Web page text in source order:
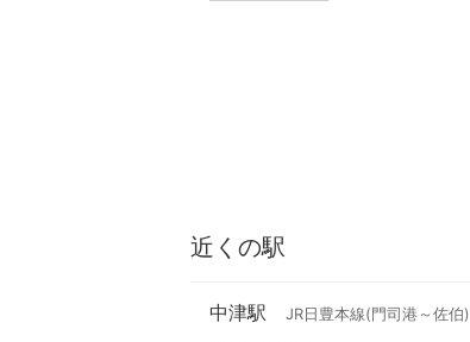
近くの駅
中津駅 JR日豊本線(門司港～佐伯)